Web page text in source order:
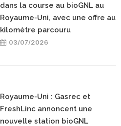
dans la course au bioGNL au
Royaume-Uni, avec une offre au
kilomètre parcouru
03/07/2026
Royaume-Uni : Gasrec et
FreshLinc annoncent une
nouvelle station bioGNL